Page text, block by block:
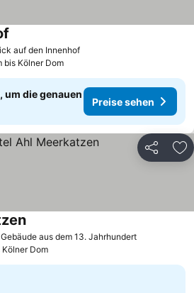
auf den InnenhofPreise sehen
bis Kölner Dom
um die genauen
Preise sehen
Teilen
aus dem 13. JahrhundertPreise
Preise sehen
Dom